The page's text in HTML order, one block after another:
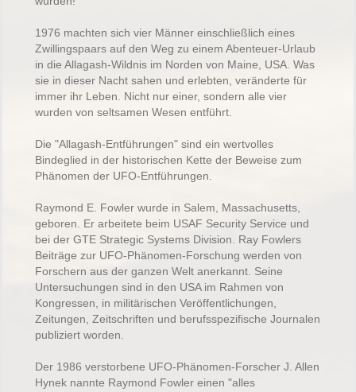
1976 machten sich vier Männer einschließlich eines
Zwillingspaars auf den Weg zu einem Abenteuer-Urlaub
in die Allagash-Wildnis im Norden von Maine, USA. Was
sie in dieser Nacht sahen und erlebten, veränderte für
immer ihr Leben. Nicht nur einer, sondern alle vier
wurden von seltsamen Wesen entführt.
Die "Allagash-Entführungen" sind ein wertvolles
Bindeglied in der historischen Kette der Beweise zum
Phänomen der UFO-Entführungen.
Raymond E. Fowler wurde in Salem, Massachusetts,
geboren. Er arbeitete beim USAF Security Service und
bei der GTE Strategic Systems Division. Ray Fowlers
Beiträge zur UFO-Phänomen-Forschung werden von
Forschern aus der ganzen Welt anerkannt. Seine
Untersuchungen sind in den USA im Rahmen von
Kongressen, in militärischen Veröffentlichungen,
Zeitungen, Zeitschriften und berufsspezifische Journalen
publiziert worden.
Der 1986 verstorbene UFO-Phänomen-Forscher J. Allen
Hynek nannte Raymond Fowler einen "alles